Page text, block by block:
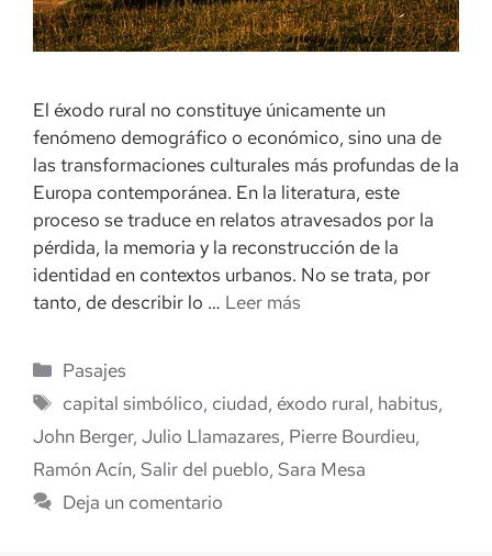
El éxodo rural no constituye únicamente un
fenómeno demográfico o económico, sino una de
las transformaciones culturales más profundas de la
Europa contemporánea. En la literatura, este
proceso se traduce en relatos atravesados por la
pérdida, la memoria y la reconstrucción de la
identidad en contextos urbanos. No se trata, por
tanto, de describir lo … Leer más
Categorías
Pasajes
Etiquetas
capital simbólico, ciudad, éxodo rural, habitus,
John Berger, Julio Llamazares, Pierre Bourdieu,
Ramón Acín, Salir del pueblo, Sara Mesa
Deja un comentario